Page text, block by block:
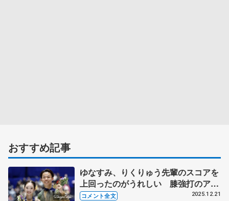
おすすめ記事
ゆなすみ、りくりゅう先輩のスコアを
上回ったのがうれしい 膝強打のアク
シデント乗り越え「自分たちを信じる
コメント全文 2025.12.21